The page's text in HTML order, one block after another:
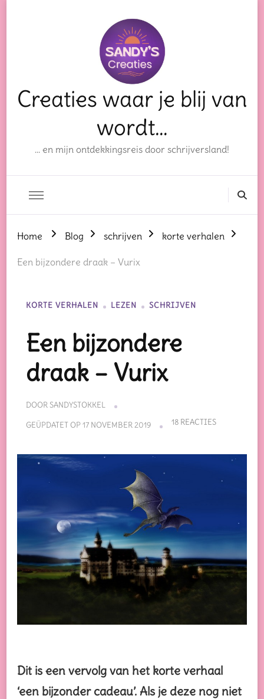
Creaties waar je blij van
wordt…
… en mijn ontdekkingsreis door schrijversland!
Home Blog schrijven korte verhalen
Een bijzondere draak – Vurix
KORTE VERHALEN LEZEN SCHRIJVEN
Een bijzondere
draak – Vurix
DOORSANDYSTOKKEL
GEÜPDATET OP17 NOVEMBER 2019 18 REACTIESOP
DRAAK
Dit is een vervolg van het korte verhaal
‘een bijzonder cadeau’. Als je deze nog niet